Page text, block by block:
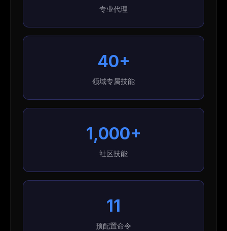
专业代理
40+
领域专属技能
1,000+
社区技能
11
预配置命令